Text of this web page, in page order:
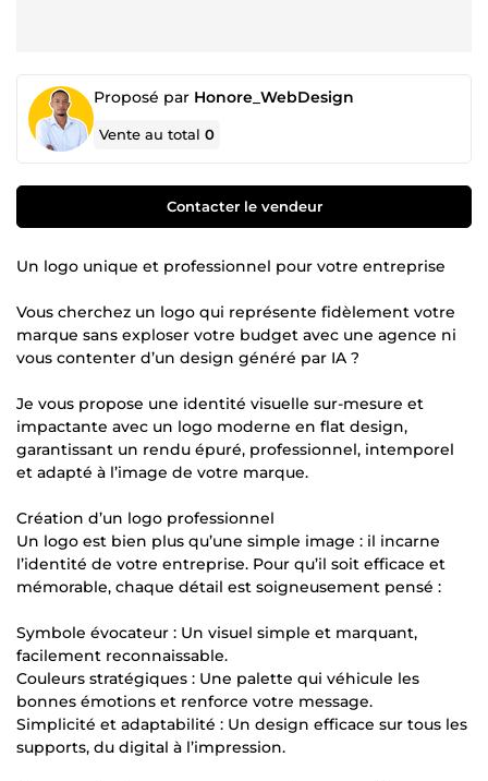
Proposé par Honore_WebDesign
Vente au total0
Contacter le vendeur
Un logo unique et professionnel pour votre entreprise
Vous cherchez un logo qui représente fidèlement votre
marque sans exploser votre budget avec une agence ni
vous contenter d’un design généré par IA ?
Je vous propose une identité visuelle sur-mesure et
impactante avec un logo moderne en flat design,
garantissant un rendu épuré, professionnel, intemporel
et adapté à l’image de votre marque.
Création d’un logo professionnel
Un logo est bien plus qu’une simple image : il incarne
l’identité de votre entreprise. Pour qu’il soit efficace et
mémorable, chaque détail est soigneusement pensé :
Symbole évocateur : Un visuel simple et marquant,
facilement reconnaissable.
Couleurs stratégiques : Une palette qui véhicule les
bonnes émotions et renforce votre message.
Simplicité et adaptabilité : Un design efficace sur tous les
supports, du digital à l’impression.